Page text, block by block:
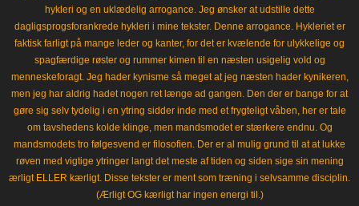
hykleri og en uklædelig arrogance. Jeg ønsker at udstille dette
dagligsprogsforankrede hykleri i mine tekster. Denne arrogance. Hykleriet er
faktisk farligt på mange leder og kanter, for det er kvælende for ulykkelige og
spagfærdige røster og rummer kimen til en næsten usigelig vold og
menneskeforagt. Jeg hader kynisme så meget at jeg næsten hader kynikeren,
men jeg har aldrig hadet nogen ret længe ad gangen. Den der er bange for at
gøre sig selv tydelig i en ytring sidder inde med et frygteligt våben, her er tale
om tavshedens kolde klinge, men mandsmodet er stærkere endnu. Og
mandsmodets tro følgesvend er filosofien. Der er al mulig grund til at at lukke
røven med vigtige ytringer langt det meste af tiden og siden sige sin mening
ærligt ELLER kærligt. Disse tekster er ment som træning i selvsamme disciplin.
(Ærligt OG kærligt har ingen energi til.)